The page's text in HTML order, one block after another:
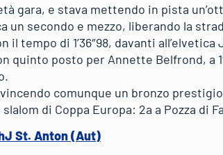
gara, e stava mettendo in pista
secondo e mezzo, liberando la
il tempo di 1’36″98, davanti
quinto posto per Annette Belfrond, a
comunque un bronzo
di Coppa Europa: 2a a Pozza di
St. Anton (Aut)